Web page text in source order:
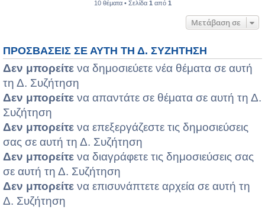
10 θέματα • Σελίδα 1 από 1
Μετάβαση σε
ΠΡΟΣΒΆΣΕΙΣ ΣΕ ΑΥΤΉ ΤΗ Δ. ΣΥΖΉΤΗΣΗ
Δεν μπορείτε να δημοσιεύετε νέα θέματα σε αυτή
τη Δ. Συζήτηση
Δεν μπορείτε να απαντάτε σε θέματα σε αυτή τη Δ.
Συζήτηση
Δεν μπορείτε να επεξεργάζεστε τις δημοσιεύσεις
σας σε αυτή τη Δ. Συζήτηση
Δεν μπορείτε να διαγράφετε τις δημοσιεύσεις σας
σε αυτή τη Δ. Συζήτηση
Δεν μπορείτε να επισυνάπτετε αρχεία σε αυτή τη
Δ. Συζήτηση